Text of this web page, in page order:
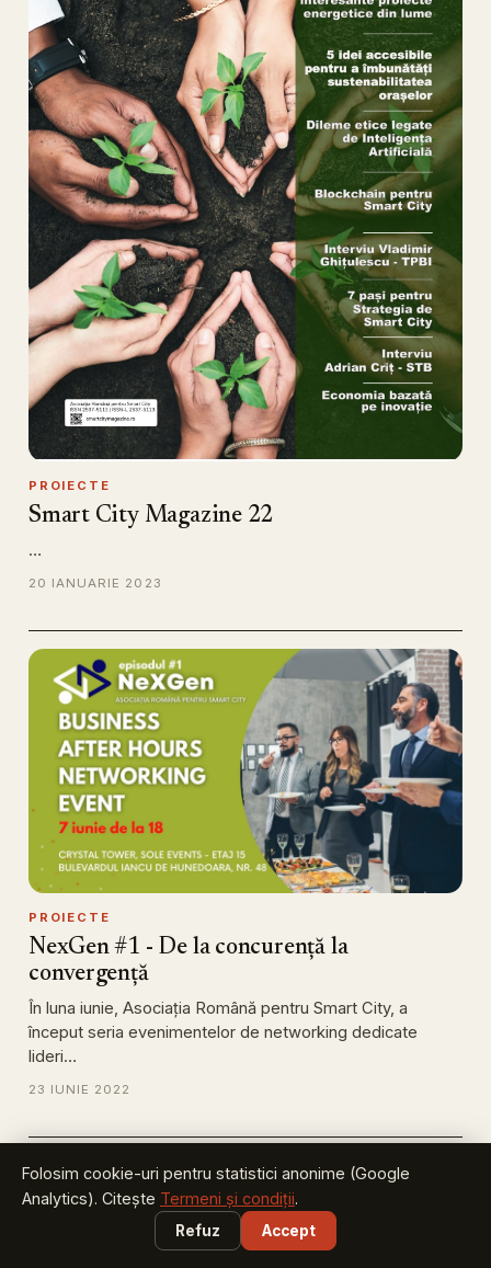
PROIECTE
Smart City Magazine 22
…
20 IANUARIE 2023
PROIECTE
NexGen #1 - De la concurență la
convergență
În luna iunie, Asociația Română pentru Smart City, a
început seria evenimentelor de networking dedicate
lideri…
23 IUNIE 2022
Folosim cookie-uri pentru statistici anonime (Google
Analytics). Citește Termeni și condiții.
Refuz Accept